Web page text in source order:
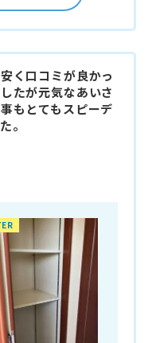
く口コミが良かっ
たが元気なあいさ
もとてもスピーデ
。